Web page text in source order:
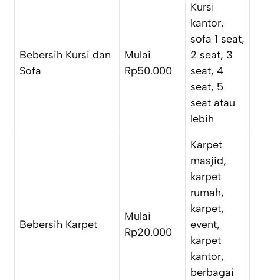
Bebersih Kursi dan
Sofa
Mulai
Rp50.000
Kursi
kantor,
sofa 1 seat,
2 seat, 3
seat, 4
seat, 5
seat atau
lebih
Bebersih Karpet
Mulai
Rp20.000
Karpet
masjid,
karpet
rumah,
karpet,
event,
karpet
kantor,
berbagai